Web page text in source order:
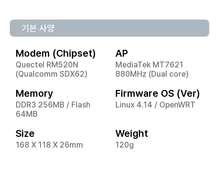
기본 사양
Modem (Chipset)
Quectel RM520N
(Qualcomm SDX62)
AP
MediaTek MT7621
880MHz (Dual core)
Memory
DDR3 256MB / Flash
64MB
Firmware OS (Ver)
Linux 4.14 / OpenWRT
Size
168 X 118 X 26mm
Weight
120g